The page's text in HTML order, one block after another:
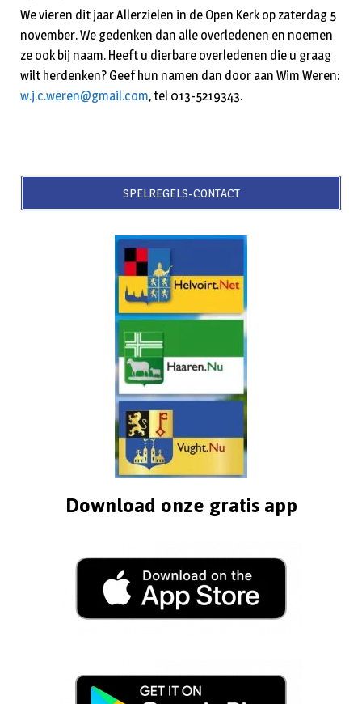
We vieren dit jaar Allerzielen in de Open Kerk op zaterdag 5
november. We gedenken dan alle overledenen en noemen
ze ook bij naam. Heeft u dierbare overledenen die u graag
wilt herdenken? Geef hun namen dan door aan Wim Weren:
w.j.c.weren@gmail.com, tel 013-5219343.
SPELREGELS-CONTACT
Download onze gratis app